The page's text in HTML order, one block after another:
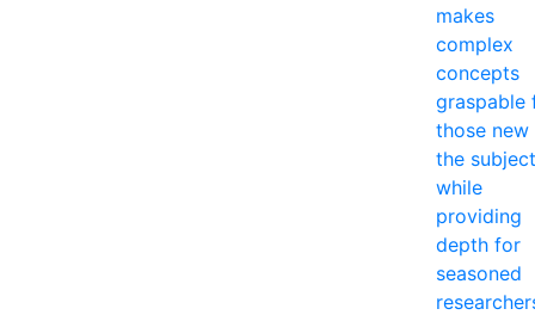
makes
complex
concepts
graspable
those
the subject
while
providing
depth for
seasoned